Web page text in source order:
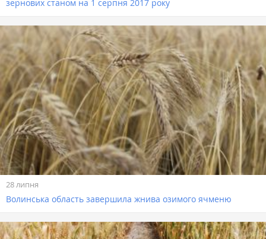
зернових станом на 1 серпня 2017 року
28 липня
Волинська область завершила жнива озимого ячменю